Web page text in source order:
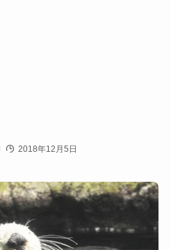
2018年12月5日